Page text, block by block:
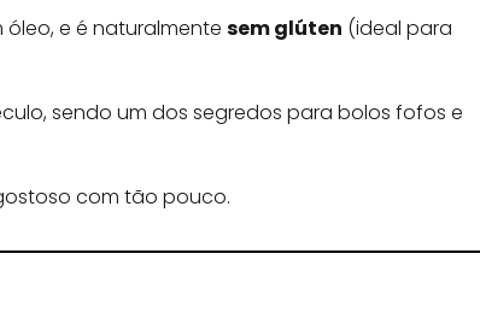
e é naturalmente sem glúten (ideal para
sendo um dos segredos para bolos fofos e
com tão pouco.